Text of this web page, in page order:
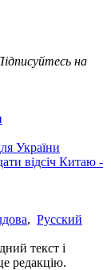
на
України
відсіч Китаю -
, Русский
текст і
редакцію.